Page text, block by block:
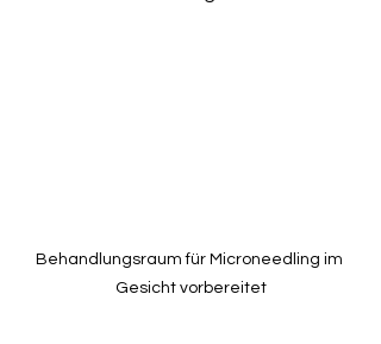
Behandlungsraum für Microneedling im
Gesicht vorbereitet